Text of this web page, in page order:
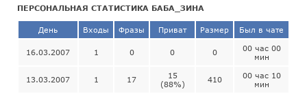
ПЕРСОНАЛЬНАЯ СТАТИСТИКА БАБА_ЗИНА
День Входы Фразы Приват Размер Был в чате
16.03.2007 1 0 0 0
00 час 00
мин
13.03.2007 1 17
15
(88%)
410
00 час 10
мин